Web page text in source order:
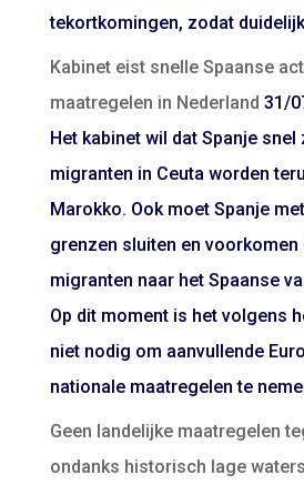
tekortkomingen, zodat
Kabinet eist snelle Spaanse
maatregelen in Nederland 31/
Het kabinet wil dat Spanje
migranten in Ceuta worden
Marokko. Ook moet Spanje
grenzen sluiten en voorkomen
migranten naar het Spaanse
Op dit moment is het volgens
niet nodig om aanvullende
nationale maatregelen te
Geen landelijke maatregelen
ondanks historisch lage